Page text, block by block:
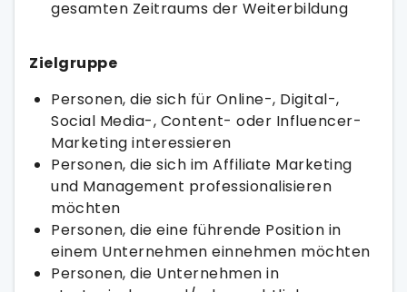
gesamten Zeitraums der Weiterbildung
Zielgruppe
Personen, die sich für Online-, Digital-,
Social Media-, Content- oder Influencer-
Marketing interessieren
Personen, die sich im Affiliate Marketing
und Management professionalisieren
möchten
Personen, die eine führende Position in
einem Unternehmen einnehmen möchten
Personen, die Unternehmen in